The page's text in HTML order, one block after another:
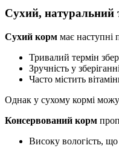
Сухий, натуральний
Сухий корм має наступні
Тривалий термін
Зручність у
Часто містить
Однак у сухому кормі
Консервований корм
Високу вологість, що